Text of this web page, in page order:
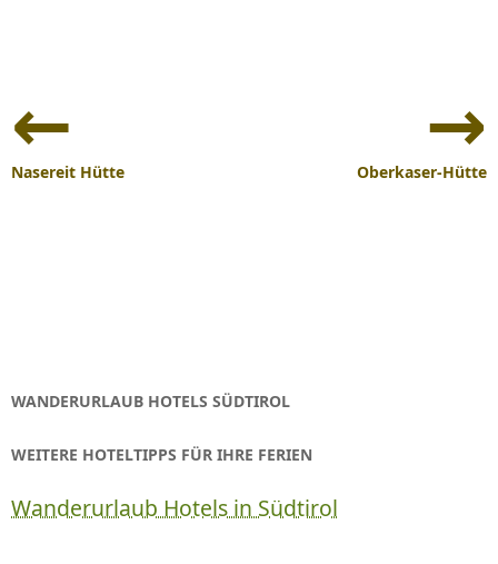
Navigation
Nasereit Hütte Oberkaser-Hütte
WANDERURLAUB HOTELS SÜDTIROL
WEITERE HOTELTIPPS FÜR IHRE FERIEN
Wanderurlaub Hotels in Südtirol